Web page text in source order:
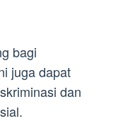
bagi
juga dapat
dan